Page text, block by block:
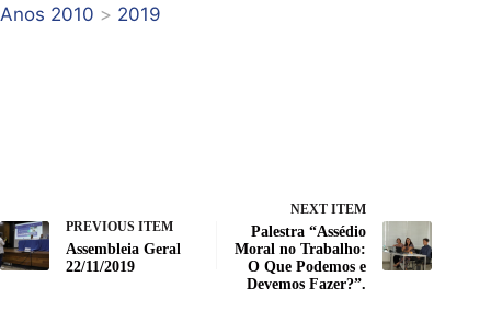
Anos 2010 > 2019
PREVIOUS ITEM
Assembleia Geral
22/11/2019
NEXT ITEM
Palestra “Assédio
Moral no Trabalho:
O Que Podemos e
Devemos Fazer?”.